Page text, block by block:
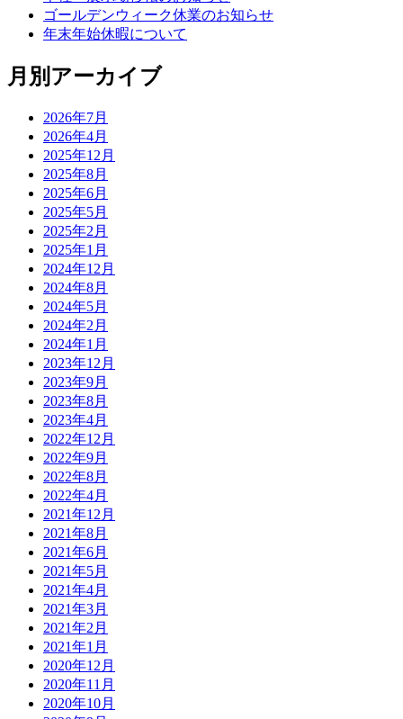
ゴールデンウィーク休業のお知らせ
年末年始休暇について
月別アーカイブ
2026年7月
2026年4月
2025年12月
2025年8月
2025年6月
2025年5月
2025年2月
2025年1月
2024年12月
2024年8月
2024年5月
2024年2月
2024年1月
2023年12月
2023年9月
2023年8月
2023年4月
2022年12月
2022年9月
2022年8月
2022年4月
2021年12月
2021年8月
2021年6月
2021年5月
2021年4月
2021年3月
2021年2月
2021年1月
2020年12月
2020年11月
2020年10月